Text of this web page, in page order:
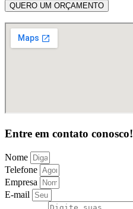
QUERO UM ORÇAMENTO
Entre em contato conosco!
Nome
Telefone
Empresa
E-mail